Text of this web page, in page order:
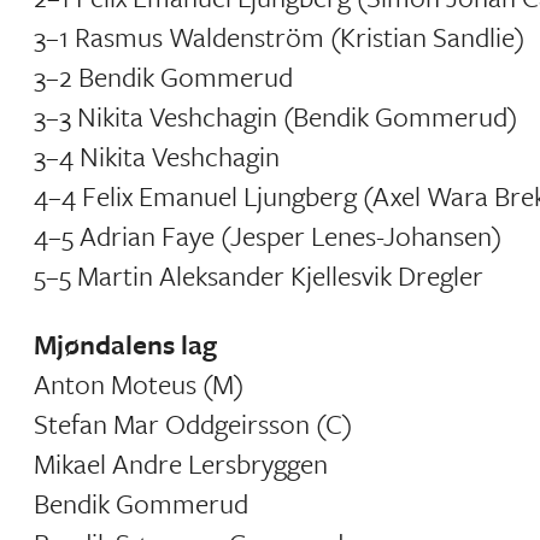
3–1 Rasmus Waldenström (Kristian Sandlie)
3–2 Bendik Gommerud
3–3 Nikita Veshchagin (Bendik Gommerud)
3–4 Nikita Veshchagin
4–4 Felix Emanuel Ljungberg (Axel Wara
4–5 Adrian Faye (Jesper Lenes-Johansen)
5–5 Martin Aleksander Kjellesvik Dregler
Mjøndalens lag
Anton Moteus (M)
Stefan Mar Oddgeirsson (C)
Mikael Andre Lersbryggen
Bendik Gommerud